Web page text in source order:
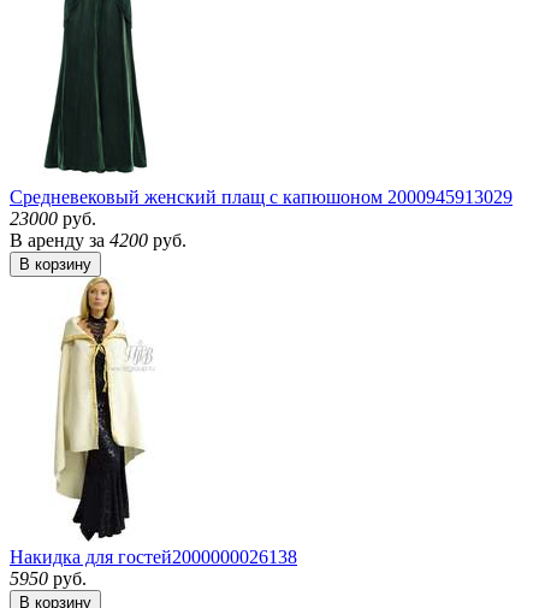
Средневековый женский плащ с капюшоном 2000945913029
23000 руб.
В аренду за 4200 руб.
В корзину
Накидка для гостей2000000026138
5950 руб.
В корзину